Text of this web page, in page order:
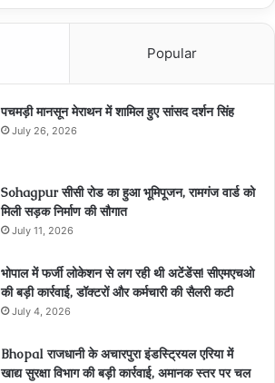
Popular
पचमड़ी मानसून मेराथन में शामिल हुए सांसद दर्शन सिंह
July 26, 2026
Sohagpur सीसी रोड का हुआ भूमिपूजन, रामगंज वार्ड को
मिली सड़क निर्माण की सौगात
July 11, 2026
भोपाल में फर्जी लोकेशन से लग रही थी अटेंडेंस! सीएमएचओ
की बड़ी कार्रवाई, डॉक्टरों और कर्मचारी की सैलरी कटी
July 4, 2026
Bhopal राजधानी के अचारपुरा इंडस्ट्रियल एरिया में
खाद्य सुरक्षा विभाग की बड़ी कार्रवाई, अमानक स्तर पर चल